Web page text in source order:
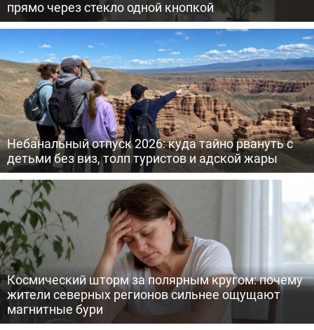
прямо через стекло одной кнопкой
Небанальный отпуск 2026: куда тайно рвануть с
детьми без виз, толп туристов и адской жары
Космический шторм за полярным кругом: почему
жители северных регионов сильнее ощущают
магнитные бури